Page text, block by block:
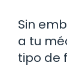
Sin
a tu
tipo de